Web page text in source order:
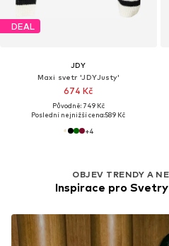
DEAL
JDY
Maxi svetr 'JDYJusty'
674 Kč
Původně: 749 Kč
Poslední nejnižší cena:589 Kč
+4
OBJEV TRENDY A
Inspirace pro